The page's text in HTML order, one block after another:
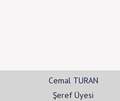
Cemal TURAN
Şeref Üyesi